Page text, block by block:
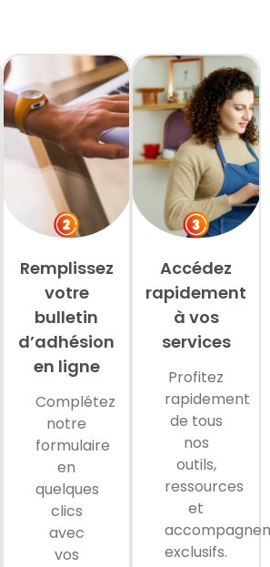
Remplissez
votre
bulletin
d’adhésion
en ligne
Complétez
notre
formulaire
en
quelques
clics
avec
vos
Accédez
rapidement
à vos
services
Profitez
rapidement
de tous
nos
outils,
ressources
et
exclusifs.